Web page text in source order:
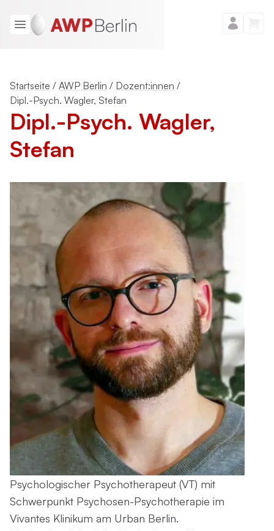
Startseite / AWP Berlin / Dozent:innen /
Dipl.-Psych. Wagler, Stefan
Dipl.-Psych. Wagler,
Stefan
Psychologischer Psychotherapeut (VT) mit
Schwerpunkt Psychosen-Psychotherapie im
Vivantes Klinikum am Urban Berlin.